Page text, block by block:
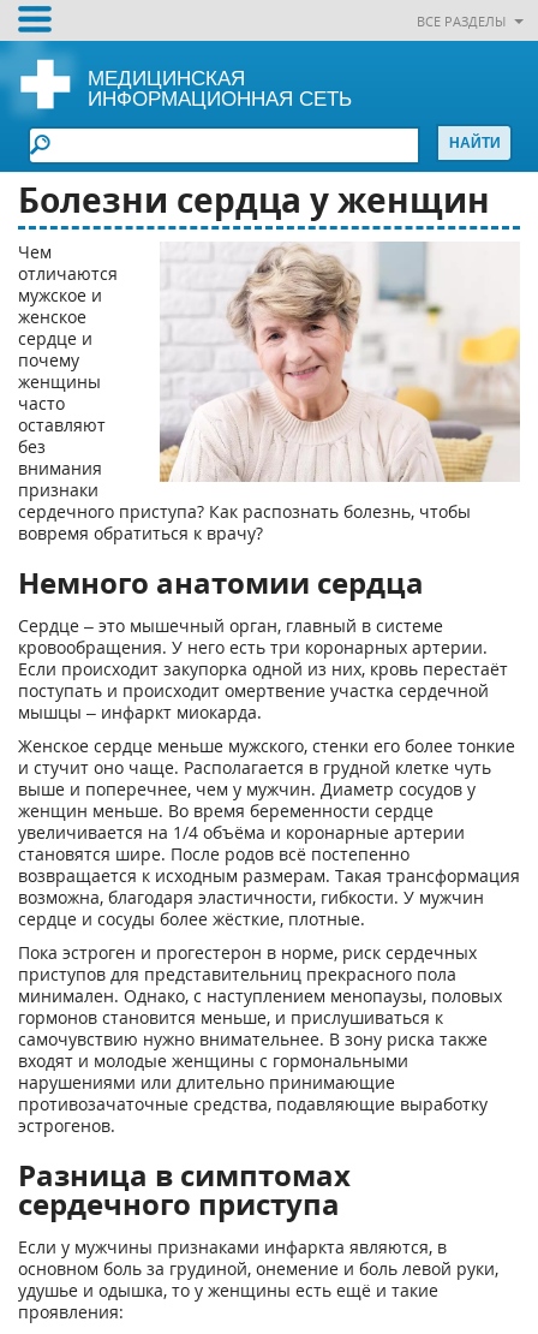
ВСЕ РАЗДЕЛЫ
МЕДИЦИНСКАЯ
ИНФОРМАЦИОННАЯ СЕТЬ
Болезни сердца у женщин
Чем
отличаются
мужское и
женское
сердце и
почему
женщины
часто
оставляют
без
внимания
признаки
сердечного приступа? Как распознать болезнь, чтобы
вовремя обратиться к врачу?
Немного анатомии сердца
Сердце – это мышечный орган, главный в системе
кровообращения. У него есть три коронарных артерии.
Если происходит закупорка одной из них, кровь перестаёт
поступать и происходит омертвение участка сердечной
мышцы – инфаркт миокарда.
Женское сердце меньше мужского, стенки его более тонкие
и стучит оно чаще. Располагается в грудной клетке чуть
выше и поперечнее, чем у мужчин. Диаметр сосудов у
женщин меньше. Во время беременности сердце
увеличивается на 1/4 объёма и коронарные артерии
становятся шире. После родов всё постепенно
возвращается к исходным размерам. Такая трансформация
возможна, благодаря эластичности, гибкости. У мужчин
сердце и сосуды более жёсткие, плотные.
Пока эстроген и прогестерон в норме, риск сердечных
приступов для представительниц прекрасного пола
минимален. Однако, с наступлением менопаузы, половых
гормонов становится меньше, и прислушиваться к
самочувствию нужно внимательнее. В зону риска также
входят и молодые женщины с гормональными
нарушениями или длительно принимающие
противозачаточные средства, подавляющие выработку
эстрогенов.
Разница в симптомах
сердечного приступа
Если у мужчины признаками инфаркта являются, в
основном боль за грудиной, онемение и боль левой руки,
удушье и одышка, то у женщины есть ещё и такие
проявления: